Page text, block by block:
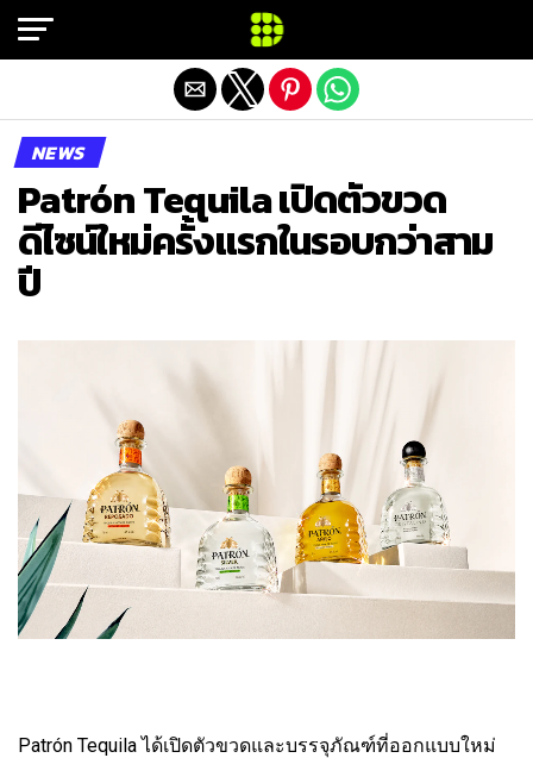
NEWS
Patrón Tequila เปิดตัวขวด
ดีไซน์ใหม่ครั้งแรกในรอบกว่าสาม
ปี
Patrón Tequila ได้เปิดตัวขวดและบรรจุภัณฑ์ที่ออกแบบใหม่
Exit mobile version